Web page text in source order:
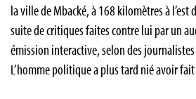
la ville de Mbacké, à 168 kilomètres à l’est
suite de critiques faites contre lui par un
émission interactive, selon des
L’homme politique a plus tard nié avoir